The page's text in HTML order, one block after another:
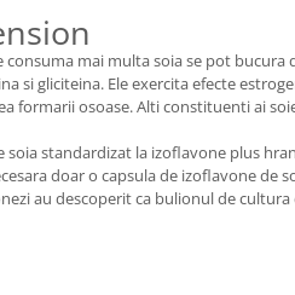
mai multa soia se pot bucura
si gliciteina. Ele exercita efecte
formarii osoase. Alti constituenti ai
standardizat la izoflavone plus
doar o capsula de izoflavone de
au descoperit ca bulionul de